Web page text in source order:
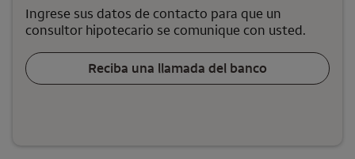
Ingrese sus datos de contacto para que un
consultor hipotecario se comunique con usted.
Reciba una llamada del banco